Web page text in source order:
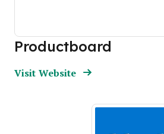
Productboard
Visit WebsiteOpens New Window